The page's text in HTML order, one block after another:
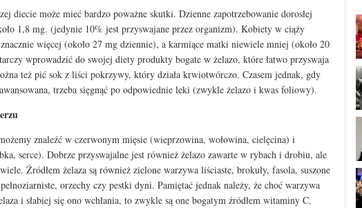
diecie może mieć bardzo poważne skutki. Dzienne zapotrzebowanie dorosłej
1,8 mg. (jedynie 10% jest przyswajane przez organizm). Kobiety w ciąży
więcej (około 27 mg dziennie), a karmiące matki niewiele mniej (około 20
wprowadzić do swojej diety produkty bogate w żelazo, które łatwo przyswaja
też pić sok z liści pokrzywy, który działa krwiotwórczo. Czasem jednak, gdy
trzeba sięgnąć po odpowiednie leki (zwykle żelazo i kwas foliowy).
znaleźć w czerwonym mięsie (wieprzowina, wołowina, cielęcina) i
serce). Dobrze przyswajalne jest również żelazo zawarte w rybach i drobiu, ale
Źródłem żelaza są również zielone warzywa liściaste, brokuły, fasola, suszone
orzechy czy pestki dyni. Pamiętać jednak należy, że choć warzywa
i słabiej się ono wchłania, to zwykle są one bogatym źródłem witaminy C.